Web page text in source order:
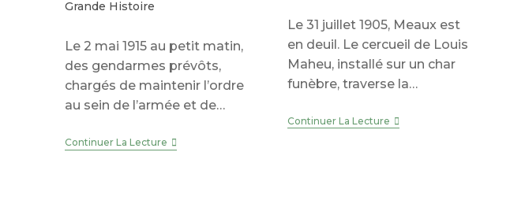
category:
Grande Histoire
Le 2 mai 1915 au petit matin,
des gendarmes prévôts,
chargés de maintenir l’ordre
au sein de l’armée et de…
Continuer La Lecture1915
–
Le 31 juillet 1905, Meaux est
en deuil. Le cercueil de Louis
Maheu, installé sur un char
funèbre, traverse la…
Continuer La Lecture 1905